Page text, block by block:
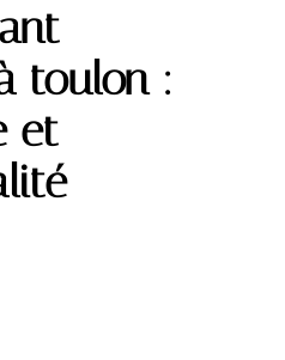
toulon :
et